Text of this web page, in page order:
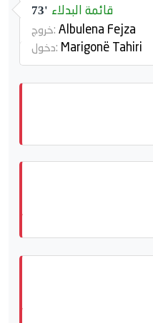
73' قائمة البدلاء
خروج: Albulena Fejza
دخول: Marigonë Tahiri